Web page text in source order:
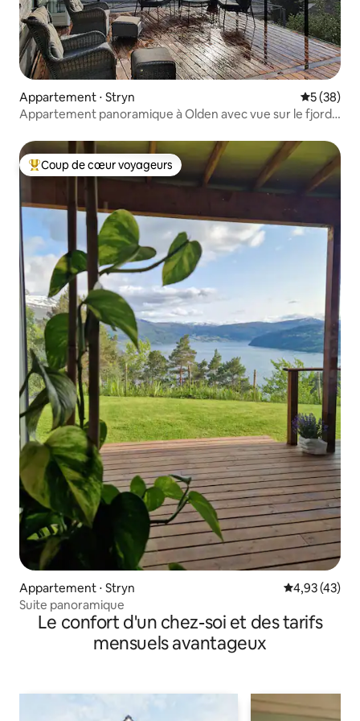
Appartement ⋅ Stryn
5 (38)
Appartement panoramique à Olden avec vue sur le fjord
Coups de cœur voyageurs les plus appréciés
Coup de cœur voyageurs
Appartement ⋅ Stryn Évaluation
4,93 (43)
Suite panoramique
Le confort d'un chez-soi et des tarifs
mensuels avantageux